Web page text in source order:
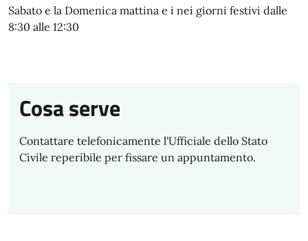
Sabato e la Domenica mattina e i nei giorni festivi dalle
8:30 alle 12:30
Cosa serve
Contattare telefonicamente l'Ufficiale dello Stato
Civile reperibile per fissare un appuntamento.